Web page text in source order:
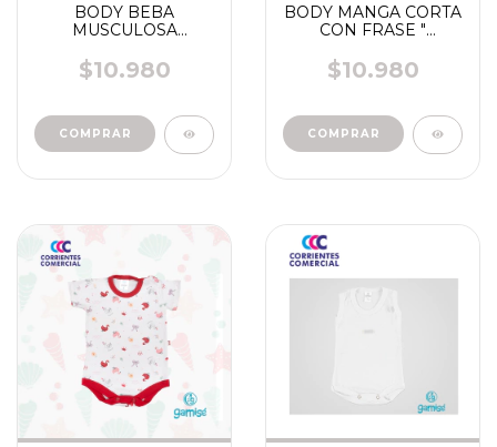
BODY BEBA
MUSCULOSA
CHEITO" ART 4930
4931 4932 4934 4936
$10.980
BODY MANGA CORTA
CON FRASE "
$10.980
COMPRAR